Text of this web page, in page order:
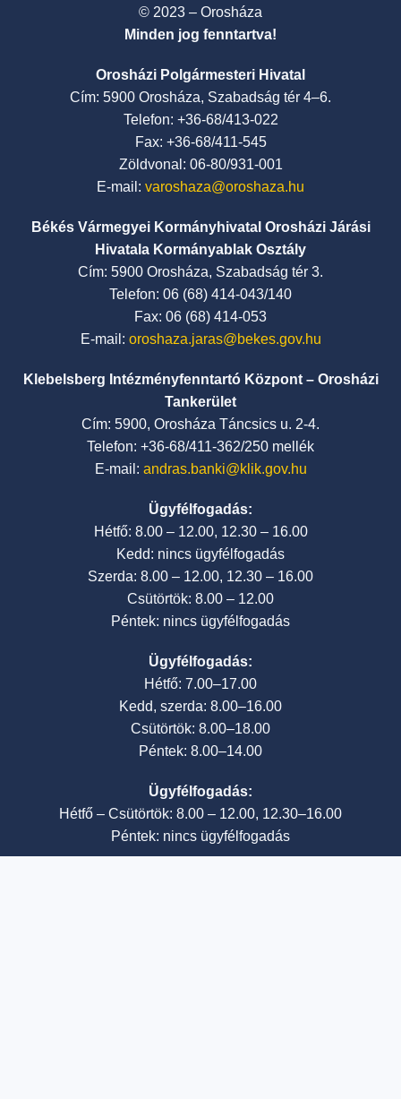
© 2023 – Orosháza
Minden jog fenntartva!
Orosházi Polgármesteri Hivatal
Cím: 5900 Orosháza, Szabadság tér 4–6.
Telefon: +36-68/413-022
Fax: +36-68/411-545
Zöldvonal: 06-80/931-001
E-mail: varoshaza@oroshaza.hu
Békés Vármegyei Kormányhivatal Orosházi Járási
Hivatala Kormányablak Osztály
Cím: 5900 Orosháza, Szabadság tér 3.
Telefon: 06 (68) 414-043/140
Fax: 06 (68) 414-053
E-mail: oroshaza.jaras@bekes.gov.hu
Klebelsberg Intézményfenntartó Központ – Orosházi
Tankerület
Cím: 5900, Orosháza Táncsics u. 2-4.
Telefon: +36-68/411-362/250 mellék
E-mail: andras.banki@klik.gov.hu
Ügyfélfogadás:
Hétfő: 8.00 – 12.00, 12.30 – 16.00
Kedd: nincs ügyfélfogadás
Szerda: 8.00 – 12.00, 12.30 – 16.00
Csütörtök: 8.00 – 12.00
Péntek: nincs ügyfélfogadás
Ügyfélfogadás:
Hétfő: 7.00–17.00
Kedd, szerda: 8.00–16.00
Csütörtök: 8.00–18.00
Péntek: 8.00–14.00
Ügyfélfogadás:
Hétfő – Csütörtök: 8.00 – 12.00, 12.30–16.00
Péntek: nincs ügyfélfogadás